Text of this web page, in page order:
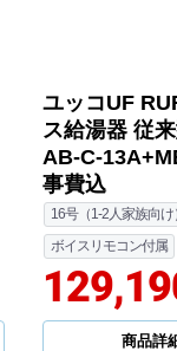
ユッコUF
ス給湯器 従
AB-C-
事費込
16号（1-2人家族向け
ボイスリモコン付属
商品詳